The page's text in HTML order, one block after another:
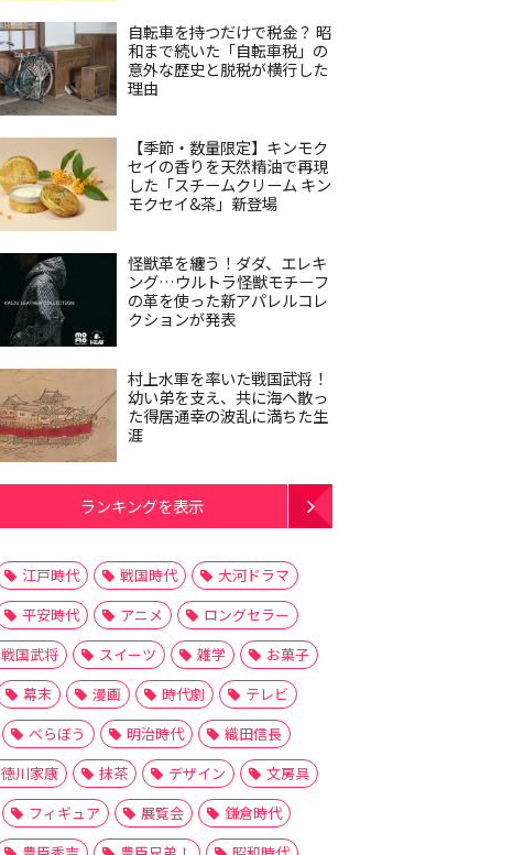
自転車を持つだけで税金？ 昭
和まで続いた「自転車税」の
意外な歴史と脱税が横行した
理由
【季節・数量限定】キンモク
セイの香りを天然精油で再現
した「スチームクリーム キン
モクセイ&茶」新登場
怪獣革を纏う！ダダ、エレキ
ング…ウルトラ怪獣モチーフ
の革を使った新アパレルコレ
クションが発表
村上水軍を率いた戦国武将！
幼い弟を支え、共に海へ散っ
た得居通幸の波乱に満ちた生
涯
ランキングを表示
江戸時代 戦国時代
大河ドラマ
平安時代
アニメ
ロングセラー
戦国武将
スイーツ 雑学
お菓子
幕末
漫画 時代劇
テレビ
べらぼう
明治時代
織田信長
徳川家康
抹茶 デザイン
文房具
フィギュア
展覧会
鎌倉時代